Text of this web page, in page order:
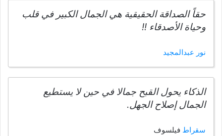
حقاً الصداقة الحقيقية هي الجمال الكبير في قلب
وحياة الأصدقاء !!
نور عبدالمجيد
الذكاء يحول القبح جمالا في حين لا يستطيع
الجمال إصلاح الجهل.
سقراط فيلسوف